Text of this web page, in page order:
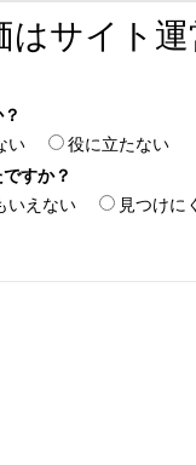
はサイト
い
役に立たない
すか？
いえない 見つけに